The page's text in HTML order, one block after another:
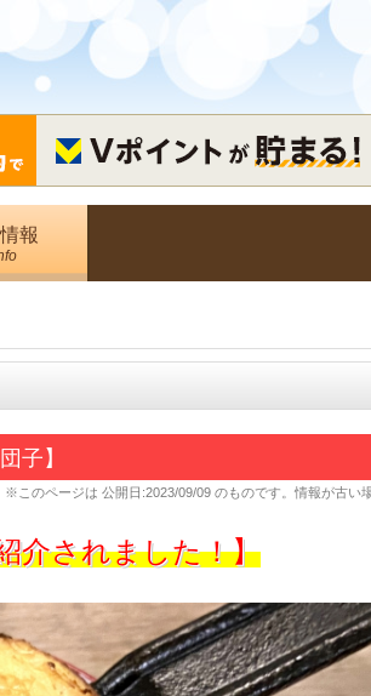
報
子】
※このページは 公開日:2023/09/09 のものです。情報が古い
介されました！】